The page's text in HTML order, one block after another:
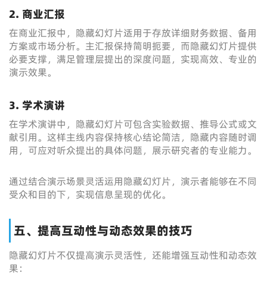
2. 商业汇报
在商业汇报中，隐藏幻灯片适用于存放详细财务数据、备用
方案或市场分析。主汇报保持简明扼要，而隐藏幻灯片提供
必要支撑，满足管理层提出的深度问题，实现高效、专业的
演示效果。
3. 学术演讲
在学术演讲中，隐藏幻灯片可包含实验数据、推导公式或文
献引用。这样主线内容保持核心结论简洁，隐藏内容随时调
用，可应对听众提出的具体问题，展示研究者的专业能力。
通过结合演示场景灵活运用隐藏幻灯片，演示者能够在不同
受众和目的下，实现信息呈现的优化。
五、提高互动性与动态效果的技巧
隐藏幻灯片不仅提高演示灵活性，还能增强互动性和动态效
果：